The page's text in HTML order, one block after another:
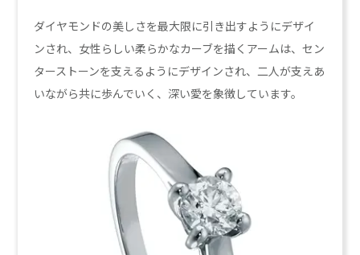
ダイヤモンドの美しさを最大限に引き出すようにデザイ
ンされ、女性らしい柔らかなカーブを描くアームは、セン
ターストーンを支えるようにデザインされ、二人が支えあ
いながら共に歩んでいく、深い愛を象徴しています。